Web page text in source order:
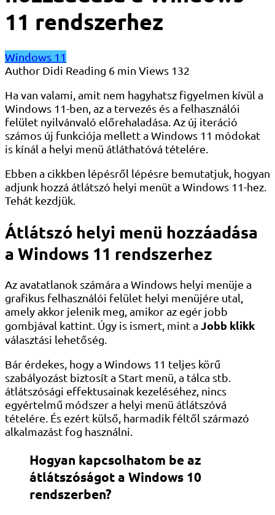
11 rendszerhez
Windows 11
Author Didi Reading 6 min Views 132
Ha van valami, amit nem hagyhatsz figyelmen kívül a
Windows 11-ben, az a tervezés és a felhasználói
felület nyilvánvaló előrehaladása. Az új iteráció
számos új funkciója mellett a Windows 11 módokat
is kínál a helyi menü átláthatóvá tételére.
Ebben a cikkben lépésről lépésre bemutatjuk, hogyan
adjunk hozzá átlátszó helyi menüt a Windows 11-hez.
Tehát kezdjük.
Átlátszó helyi menü hozzáadása
a Windows 11 rendszerhez
Az avatatlanok számára a Windows helyi menüje a
grafikus felhasználói felület helyi menüjére utal,
amely akkor jelenik meg, amikor az egér jobb
gombjával kattint. Úgy is ismert, mint a Jobb klikk
választási lehetőség.
Bár érdekes, hogy a Windows 11 teljes körű
szabályozást biztosít a Start menü, a tálca stb.
átlátszósági effektusainak kezeléséhez, nincs
egyértelmű módszer a helyi menü átlátszóvá
tételére. És ezért külső, harmadik féltől származó
alkalmazást fog használni.
Hogyan kapcsolhatom be az
átlátszóságot a Windows 10
rendszerben?